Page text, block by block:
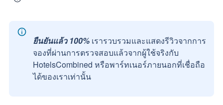
ยืนยันแล้ว 100% เรารวบรวมและแสดงรีวิวจากการ
จองที่ผ่านการตรวจสอบแล้วจากผู้ใช้จริงกับ
HotelsCombined หรือพาร์ทเนอร์ภายนอกที่เชื่อถือ
ได้ของเราเท่านั้น